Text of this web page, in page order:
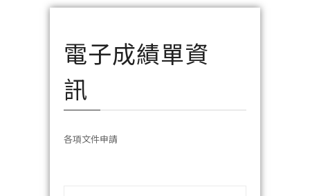
電子成績單資
訊
各項文件申請